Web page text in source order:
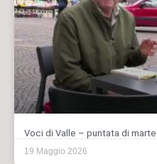
Voci di Valle – puntata di
19 Maggio 2026